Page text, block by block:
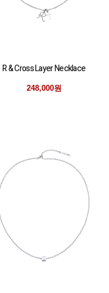
R & Cross Layer Necklace
248,000원